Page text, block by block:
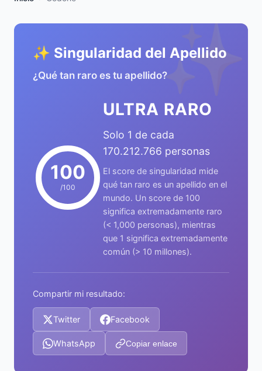
✨
✨ Singularidad del Apellido
¿Qué tan raro es tu apellido?
100
/100
ULTRA RARO
Solo 1 de cada
170.212.766 personas
El score de singularidad mide
qué tan raro es un apellido en el
mundo. Un score de 100
significa extremadamente raro
(< 1,000 personas), mientras
que 1 significa extremadamente
común (> 10 millones).
Compartir mi resultado:
Twitter Facebook
WhatsApp Copiar enlace